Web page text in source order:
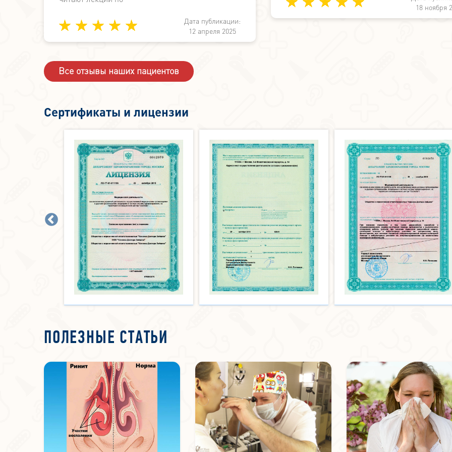
здесь не просто знают, а могут и делают.Дата публикации:
12 апреля 2025
18 ноября
Все отзывы наших пациентов
Сертификаты и лицензии
ПОЛЕЗНЫЕ СТАТЬИ